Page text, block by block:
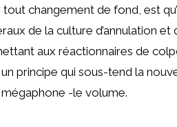
changement de fond, est
de la culture d’annulation
aux réactionnaires de
principe qui sous-tend la
-le volume.